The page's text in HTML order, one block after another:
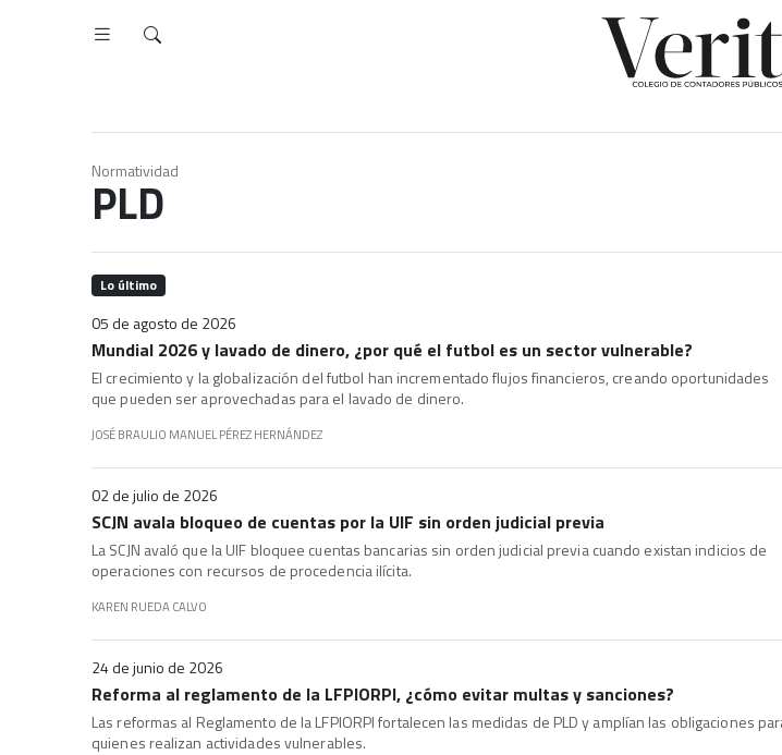
Normatividad
PLD
Lo último
05 de agosto de 2026
Mundial 2026 y lavado de dinero, ¿por qué el futbol es un sector vulnerable?
El crecimiento y la globalización del futbol han incrementado flujos financieros, creando oportunidades
que pueden ser aprovechadas para el lavado de dinero.
JOSÉ BRAULIO MANUEL PÉREZ HERNÁNDEZ
02 de julio de 2026
SCJN avala bloqueo de cuentas por la UIF sin orden judicial previa
La SCJN avaló que la UIF bloquee cuentas bancarias sin orden judicial previa cuando existan indicios de
operaciones con recursos de procedencia ilícita.
KAREN RUEDA CALVO
24 de junio de 2026
Reforma al reglamento de la LFPIORPI, ¿cómo evitar multas y sanciones?
Las reformas al Reglamento de la LFPIORPI fortalecen las medidas de PLD y amplían las obligaciones
quienes realizan actividades vulnerables.